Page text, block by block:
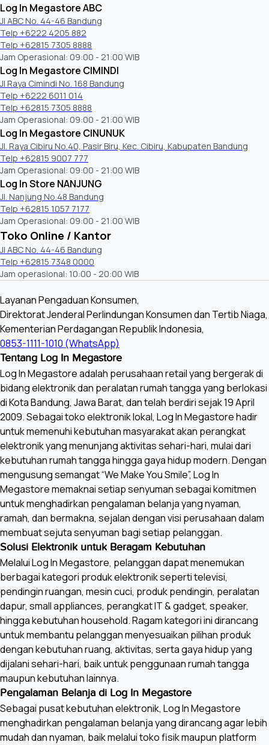
Log In Megastore ABC
Jl ABC No. 44-46 Bandung
Telp +6222 4205 882
Telp +62815 7305 8888
Jam Operasional: 09:00 - 21:00 WIB
Log In Megastore CIMINDI
Jl Raya Cimindi No. 168 Bandung
Telp +6222 6011 014
Telp +62815 7305 8888
Jam Operasional: 09:00 - 21:00 WIB
Log In Megastore CINUNUK
Jl. Raya Cibiru No.40, Pasir Biru, Kec. Cibiru, Kabupaten Bandung
Telp +62815 9007 777
Jam Operasional: 09:00 - 21:00 WIB
Log In Store NANJUNG
Jl. Nanjung No.48 Bandung
Telp +62815 1057 7177
Jam Operasional: 09:00 - 21:00 WIB
Toko Online / Kantor
Jl ABC No. 44-46 Bandung
Telp +62815 7348 0000
Jam operasional: 10:00 - 20:00 WIB
Layanan Pengaduan Konsumen,
Direktorat Jenderal Perlindungan Konsumen dan Tertib Niaga,
Kementerian Perdagangan Republik Indonesia,
0853-1111-1010 (WhatsApp)
Tentang Log In Megastore
Log In Megastore adalah perusahaan retail yang bergerak di
bidang elektronik dan peralatan rumah tangga yang berlokasi
di Kota Bandung, Jawa Barat, dan telah berdiri sejak 19 April
2009. Sebagai toko elektronik lokal, Log In Megastore hadir
untuk memenuhi kebutuhan masyarakat akan perangkat
elektronik yang menunjang aktivitas sehari-hari, mulai dari
kebutuhan rumah tangga hingga gaya hidup modern. Dengan
mengusung semangat “We Make You Smile”, Log In
Megastore memaknai setiap senyuman sebagai komitmen
untuk menghadirkan pengalaman belanja yang nyaman,
ramah, dan bermakna, sejalan dengan visi perusahaan dalam
membuat sejuta senyuman bagi setiap pelanggan.
Solusi Elektronik untuk Beragam Kebutuhan
Melalui Log In Megastore, pelanggan dapat menemukan
berbagai kategori produk elektronik seperti televisi,
pendingin ruangan, mesin cuci, produk pendingin, peralatan
dapur, small appliances, perangkat IT & gadget, speaker,
hingga kebutuhan household. Ragam kategori ini dirancang
untuk membantu pelanggan menyesuaikan pilihan produk
dengan kebutuhan ruang, aktivitas, serta gaya hidup yang
dijalani sehari-hari, baik untuk penggunaan rumah tangga
maupun kebutuhan lainnya.
Pengalaman Belanja di Log In Megastore
Sebagai pusat kebutuhan elektronik, Log In Megastore
menghadirkan pengalaman belanja yang dirancang agar lebih
mudah dan nyaman, baik melalui toko fisik maupun platform